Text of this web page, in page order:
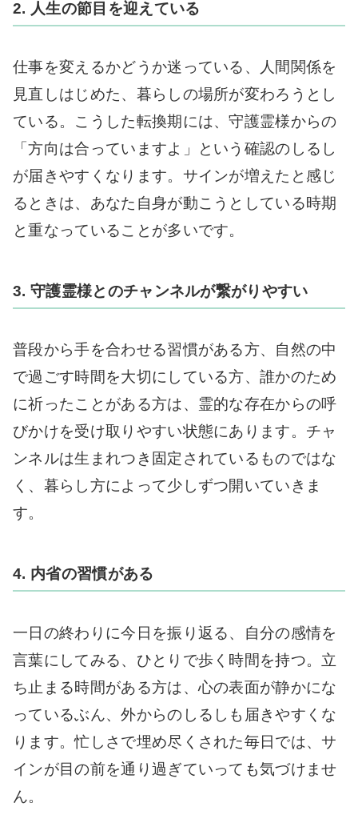
2. 人生の節目を迎えている
仕事を変えるかどうか迷っている、人間関係を
見直しはじめた、暮らしの場所が変わろうとし
ている。こうした転換期には、守護霊様からの
「方向は合っていますよ」という確認のしるし
が届きやすくなります。サインが増えたと感じ
るときは、あなた自身が動こうとしている時期
と重なっていることが多いです。
3. 守護霊様とのチャンネルが繋がりやすい
普段から手を合わせる習慣がある方、自然の中
で過ごす時間を大切にしている方、誰かのため
に祈ったことがある方は、霊的な存在からの呼
びかけを受け取りやすい状態にあります。チャ
ンネルは生まれつき固定されているものではな
く、暮らし方によって少しずつ開いていきま
す。
4. 内省の習慣がある
一日の終わりに今日を振り返る、自分の感情を
言葉にしてみる、ひとりで歩く時間を持つ。立
ち止まる時間がある方は、心の表面が静かにな
っているぶん、外からのしるしも届きやすくな
ります。忙しさで埋め尽くされた毎日では、サ
インが目の前を通り過ぎていっても気づけませ
ん。